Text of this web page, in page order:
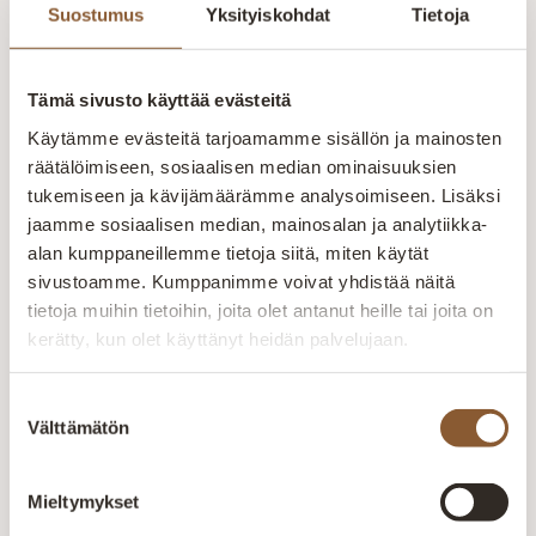
Suostumus Yksityiskohdat Tietoja
Tämä sivusto käyttää evästeitä
Käytämme evästeitä tarjoamamme sisällön ja mainosten
räätälöimiseen, sosiaalisen median ominaisuuksien
tukemiseen ja kävijämäärämme analysoimiseen. Lisäksi
jaamme sosiaalisen median, mainosalan ja analytiikka-
alan kumppaneillemme tietoja siitä, miten käytät
sivustoamme. Kumppanimme voivat yhdistää näitä
tietoja muihin tietoihin, joita olet antanut heille tai joita on
kerätty, kun olet käyttänyt heidän palvelujaan.
valinta
Välttämätön
Mieltymykset
ja räätälöimään tuotteet asiakkaiden
huonekalut valmistetaan Kajaanin
Avainlippu-merkki kertoo Suomessa
valmistetuista tuotteista. Pidämme
ylpeästi yllä suomalaisen työn lippua.
Suomalaista laatutyötä
Jokainen huonekalu valmistetaan huolellisesti
kokeneiden ammattilaisten käsissä. Laatu näkyy
rakenteissa, materiaaleissa ja viimeistellyissä
yksityiskohdissa.
Valmistetaan Kainuussa Suomessa
tehtaalla alusta loppuun. Oma tuotanto mahdollistaa